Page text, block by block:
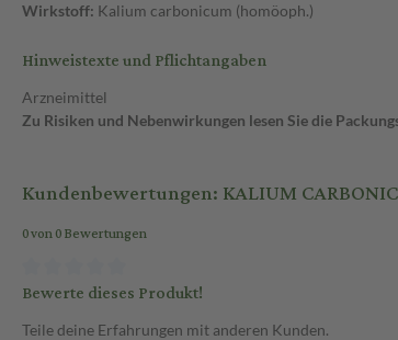
Wirkstoff: Kalium carbonicum (homöoph.)
Hinweistexte und Pflichtangaben
Arzneimittel
Zu Risiken und Nebenwirkungen lesen Sie die
Kundenbewertungen: KALIUM
0 von 0 Bewertungen
Bewerte dieses Produkt!
Teile deine Erfahrungen mit anderen Kunden.